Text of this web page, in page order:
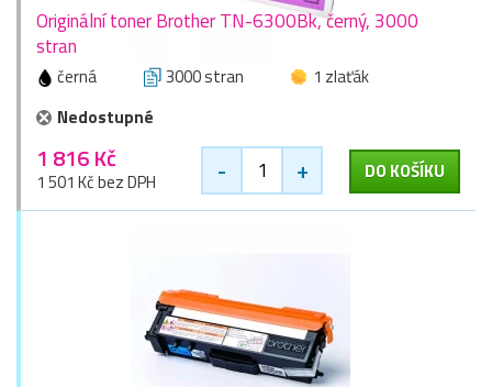
Originální toner Brother TN-6300Bk, černý, 3000
stran
černá 3000 stran
1 zlaťák
Nedostupné
1 816 Kč
1 501 Kč bez DPH - + DO KOŠÍKU